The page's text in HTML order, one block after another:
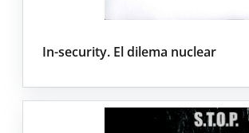
In-security. El dilema nuclear